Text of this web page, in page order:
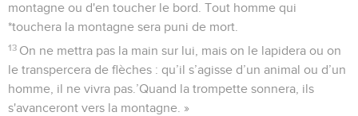
montagne ou d'en toucher le bord. Tout homme qui
*touchera la montagne sera puni de mort.
13 On ne mettra pas la main sur lui, mais on le lapidera ou on
le transpercera de flèches : qu’il s’agisse d’un animal ou d’un
homme, il ne vivra pas.’Quand la trompette sonnera, ils
s'avanceront vers la montagne. »